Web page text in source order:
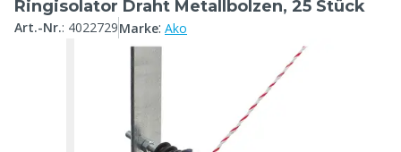
Ringisolator Draht Metallbolzen, 25 Stück
Art.-Nr.: 4022729Marke: Ako